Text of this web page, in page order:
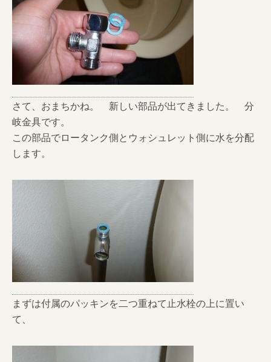
さて、おまちかね。 新しい部品が出てきました。 分
岐金具です。
この部品でロータンク側とウォシュレット側に水を分配
します。
まずは付属のパッキンを二つ重ねて止水栓の上に置い
て、